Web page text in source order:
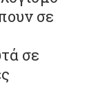
σε
σε